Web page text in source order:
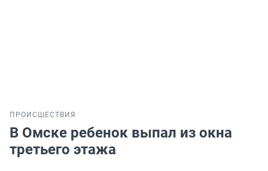
ПРОИСШЕСТВИЯ
В Омске ребенок выпал из окна
третьего этажа